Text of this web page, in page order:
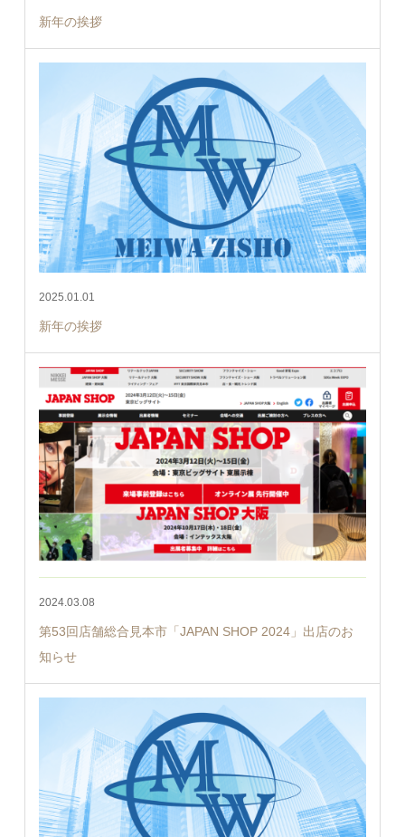
新年の挨拶
2025.01.01
新年の挨拶
2024.03.08
第53回店舗総合見本市「JAPAN SHOP 2024」出店のお
知らせ